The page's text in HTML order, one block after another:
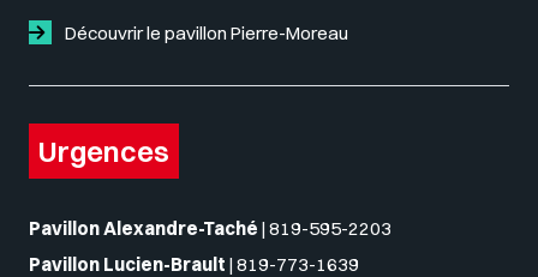
Découvrir le pavillon Pierre-Moreau
Urgences
Pavillon Alexandre-Taché | 819-595-2203
Pavillon Lucien-Brault | 819-773-1639